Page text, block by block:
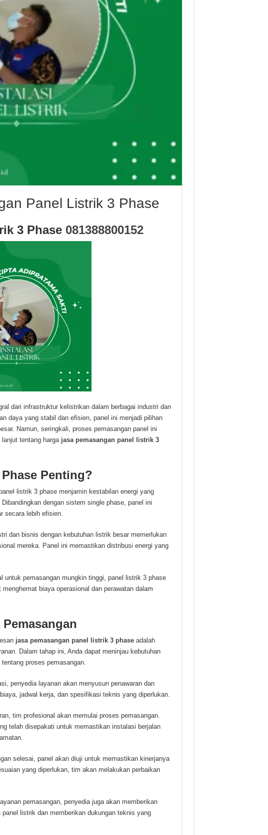
Panel Listrik 3 Phase
3 Phase 081388800152
dari infrastruktur kelistrikan dalam berbagai industri dan
daya yang stabil dan efisien, panel ini menjadi pilihan
Namun, seringkali, proses pemasangan panel ini
tentang harga jasa pemasangan panel listrik 3
Penting?
listrik 3 phase menjamin kestabilan energi yang
dengan sistem single phase, panel ini
secara lebih efisien.
dan bisnis dengan kebutuhan listrik besar memerlukan
mereka. Panel ini memastikan distribusi energi yang
untuk pemasangan mungkin tinggi, panel listrik 3 phase
biaya operasional dan perawatan dalam
jasa pemasangan panel listrik 3 phaseadalah
Dalam tahap ini, Anda dapat meninjau kebutuhan
proses pemasangan.
penyedia layanan akan menyusun penawaran dan
jadwal kerja, dan spesifikasi teknis yang diperlukan.
tim profesional akan memulai proses pemasangan.
telah disepakati untuk memastikan instalasi berjalan
selesai, panel akan diuji untuk memastikan kinerjanya
yang diperlukan, tim akan melakukan perbaikan
pemasangan, penyedia juga akan memberikan
listrik dan memberikan dukungan teknis yang